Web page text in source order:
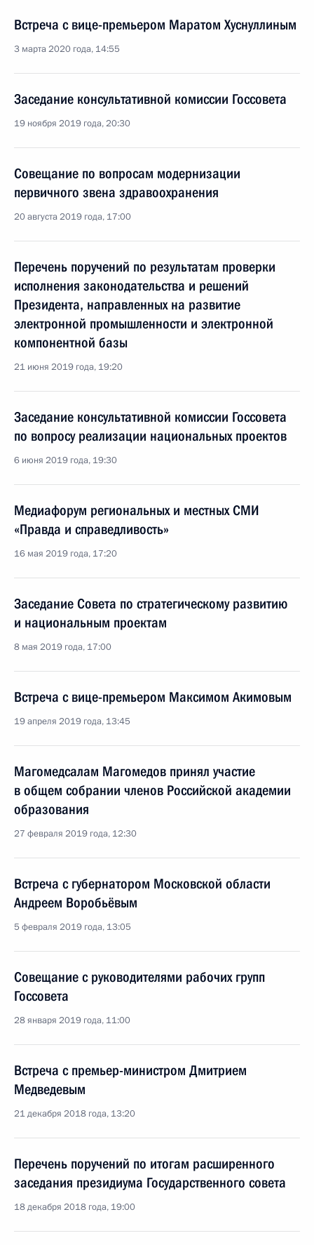
Встреча с вице-премьером Маратом Хуснуллиным
3 марта 2020 года, 14:55
Заседание консультативной комиссии Госсовета
19 ноября 2019 года, 20:30
Совещание по вопросам модернизации
первичного звена здравоохранения
20 августа 2019 года, 17:00
Перечень поручений по результатам проверки
исполнения законодательства и решений
Президента, направленных на развитие
электронной промышленности и электронной
компонентной базы
21 июня 2019 года, 19:20
Заседание консультативной комиссии Госсовета
по вопросу реализации национальных проектов
6 июня 2019 года, 19:30
Медиафорум региональных и местных СМИ
«Правда и справедливость»
16 мая 2019 года, 17:20
Заседание Совета по стратегическому развитию
и национальным проектам
8 мая 2019 года, 17:00
Встреча с вице-премьером Максимом Акимовым
19 апреля 2019 года, 13:45
Магомедсалам Магомедов принял участие
в общем собрании членов Российской академии
образования
27 февраля 2019 года, 12:30
Встреча с губернатором Московской области
Андреем Воробьёвым
5 февраля 2019 года, 13:05
Совещание с руководителями рабочих групп
Госсовета
28 января 2019 года, 11:00
Встреча с премьер-министром Дмитрием
Медведевым
21 декабря 2018 года, 13:20
Перечень поручений по итогам расширенного
заседания президиума Государственного совета
18 декабря 2018 года, 19:00